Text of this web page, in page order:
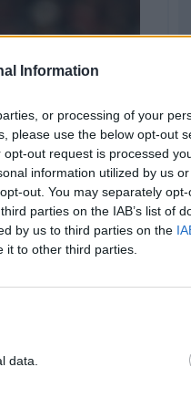
Information
or processing of your
please use the below opt-out
out request is processed
information utilized by us
out. You may separately
parties on the IAB’s list of
by us to third parties on the
it to other third parties.
data.
simili non
ai taccuini de
relative
poi alla